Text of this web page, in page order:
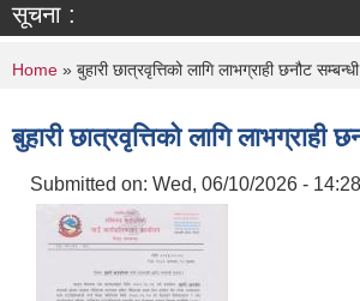
सूचना :
You are here
Home » बुहारी छात्रवृत्तिको लागि लाभग्राही छनौट
बुहारी छात्रवृत्तिको लागि लाभग्राही
Submitted on: Wed, 06/10/2026 - 14:28